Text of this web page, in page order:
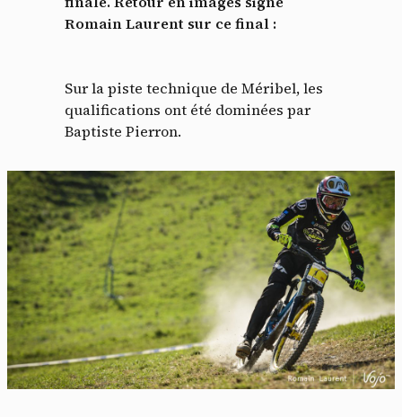
Romain Laurent sur ce final :
Sur la piste technique de Méribel, les
qualifications ont été dominées par
Baptiste Pierron.